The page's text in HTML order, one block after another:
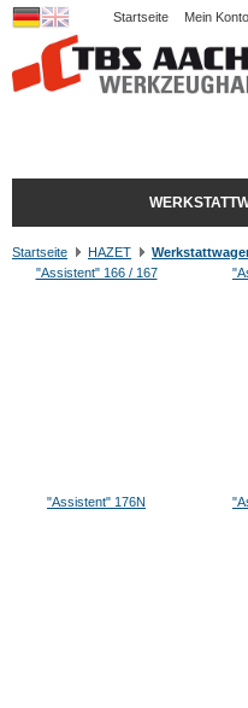
Startseite Mein Konto
Startseite HAZET
"Assistent" 166 / 167
"Assistent" 176N